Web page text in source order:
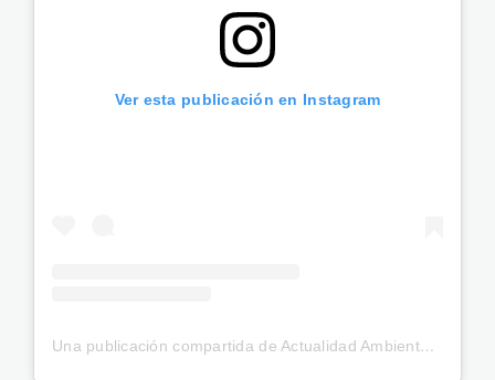
Ver esta publicación en Instagram
Una publicación compartida de Actualidad Ambiental (@actualidadambiental.pe)